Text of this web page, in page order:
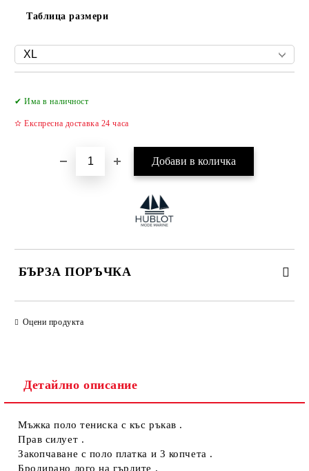
Таблица размери
✔ Има в наличност
✫ Експресна доставка 24 часа
БЪРЗА ПОРЪЧКА
Съгласен съм с
Ние ще се свържем с вас в рамките на работния ден.
Оцени продукта
Детайлно описание
Мъжка поло тениска с къс ръкав .
Прав силует .
Закопчаване с поло платка и 3 копчета .
Бродирано лого на гърдите .